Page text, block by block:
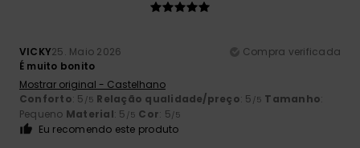
VICKY25. Maio 2026
Compra verificada
É muito bonito
Mostrar original - Castelhano
Conforto: 5 /5 Relação qualidade/preço: 5 /5 Tamanho:
Pequeno Material: 5 /5 Cor: 5/5
Eu recomendo este produto